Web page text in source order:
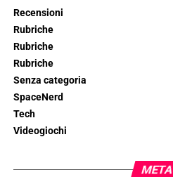
Recensioni
Rubriche
Rubriche
Rubriche
Senza categoria
SpaceNerd
Tech
Videogiochi
META